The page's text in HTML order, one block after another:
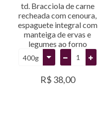
td. Bracciola de carne
recheada com cenoura,
espaguete integral com
manteiga de ervas e
legumes ao forno
R$ 38,00